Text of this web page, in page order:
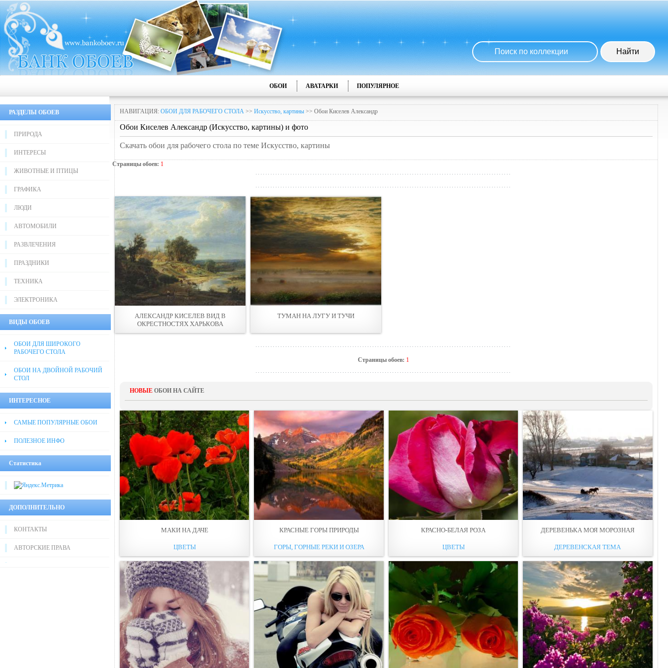
ОБОИ АВАТАРКИ ПОПУЛЯРНОЕ
РАЗДЕЛЫ ОБОЕВ
ПРИРОДА
ИНТЕРЕСЫ
ЖИВОТНЫЕ И ПТИЦЫ
ГРАФИКА
ЛЮДИ
АВТОМОБИЛИ
РАЗВЛЕЧЕНИЯ
ПРАЗДНИКИ
ТЕХНИКА
ЭЛЕКТРОНИКА
ВИДЫ ОБОЕВ
ОБОИ ДЛЯ ШИРОКОГО
РАБОЧЕГО СТОЛА
ОБОИ НА ДВОЙНОЙ РАБОЧИЙ
СТОЛ
ИНТЕРЕСНОЕ
САМЫЕ ПОПУЛЯРНЫЕ ОБОИ
ПОЛЕЗНОЕ ИНФО
Статистика
ДОПОЛНИТЕЛЬНО
КОНТАКТЫ
АВТОРСКИЕ ПРАВА
НАВИГАЦИЯ: ОБОИ ДЛЯ РАБОЧЕГО СТОЛА >> Искусство, картины >> Обои Киселев Александр
Обои Киселев Александр (Искусство, картины) и фото
Скачать обои для рабочего стола по теме Искусство, картины
Страницы обоев: 1
АЛЕКСАНДР КИСЕЛЕВ ВИД В
ОКРЕСТНОСТЯХ ХАРЬКОВА
ТУМАН НА ЛУГУ И ТУЧИ
Страницы обоев: 1
НОВЫЕ ОБОИ НА САЙТЕ
МАКИ НА ДАЧЕ
ЦВЕТЫ
КРАСНЫЕ ГОРЫ ПРИРОДЫ
ГОРЫ, ГОРНЫЕ РЕКИ И ОЗЕРА
КРАСНО-БЕЛАЯ РОЗА
ЦВЕТЫ
ДЕРЕВЕНЬКА МОЯ МОРОЗНАЯ
ДЕРЕВЕНСКАЯ ТЕМА